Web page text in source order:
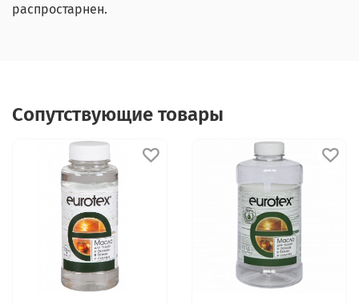
распростарнен.
Сопутствующие товары